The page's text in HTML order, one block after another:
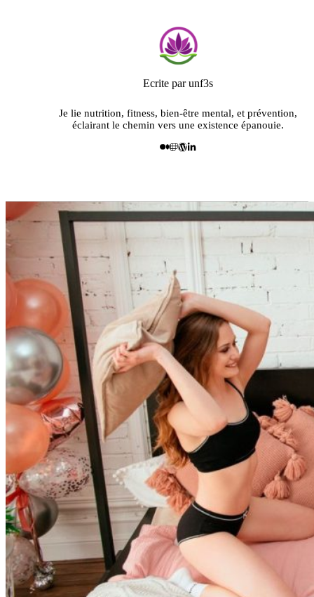
Ecrite par unf3s
Je lie nutrition, fitness, bien-être mental, et prévention,
éclairant le chemin vers une existence épanouie.